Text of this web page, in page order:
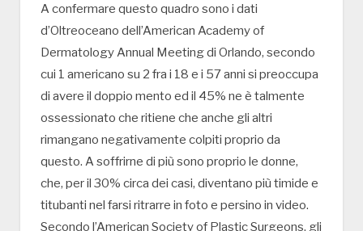
A confermare questo quadro sono i dati
d’Oltreoceano dell’American Academy of
Dermatology Annual Meeting di Orlando, secondo
cui 1 americano su 2 fra i 18 e i 57 anni si preoccupa
di avere il doppio mento ed il 45% ne è talmente
ossessionato che ritiene che anche gli altri
rimangano negativamente colpiti proprio da
questo. A soffrirne di più sono proprio le donne,
che, per il 30% circa dei casi, diventano più timide e
titubanti nel farsi ritrarre in foto e persino in video.
Secondo l’American Society of Plastic Surgeons, gli